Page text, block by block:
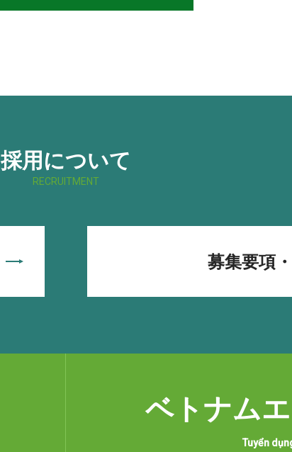
採用について
RECRUITMENT
募集要項
ベトナム
Tuyển